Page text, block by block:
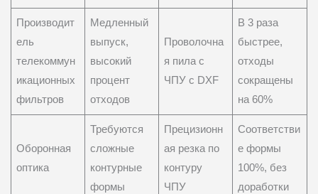
Производит
ель
телекоммун
икационных
фильтров
Медленный
выпуск,
высокий
процент
отходов
Проволочна
я пила с
ЧПУ с DXF
В 3 раза
быстрее,
отходы
сокращены
на 60%
Оборонная
оптика
Требуются
сложные
контурные
формы
Прецизионн
ая резка по
контуру
ЧПУ
Соответстви
е формы
100%, без
доработки